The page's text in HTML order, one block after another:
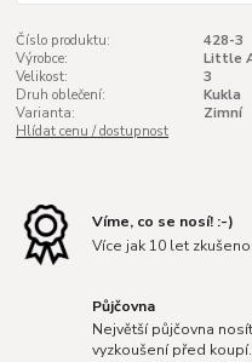
Číslo produktu:
428-3
Výrobce:
Little
Velikost:
3
Druh oblečení:
Kukla
Varianta:
Zimní
Hlídat cenu / dostupnost
Víme, co se nosí! :-)
Více jak 10 let
Půjčovna
Největší půjčovna
vyzkoušení před koupí.